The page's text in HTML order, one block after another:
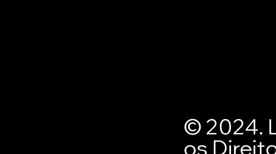
Devolução
Aviso de
© 2024.
os